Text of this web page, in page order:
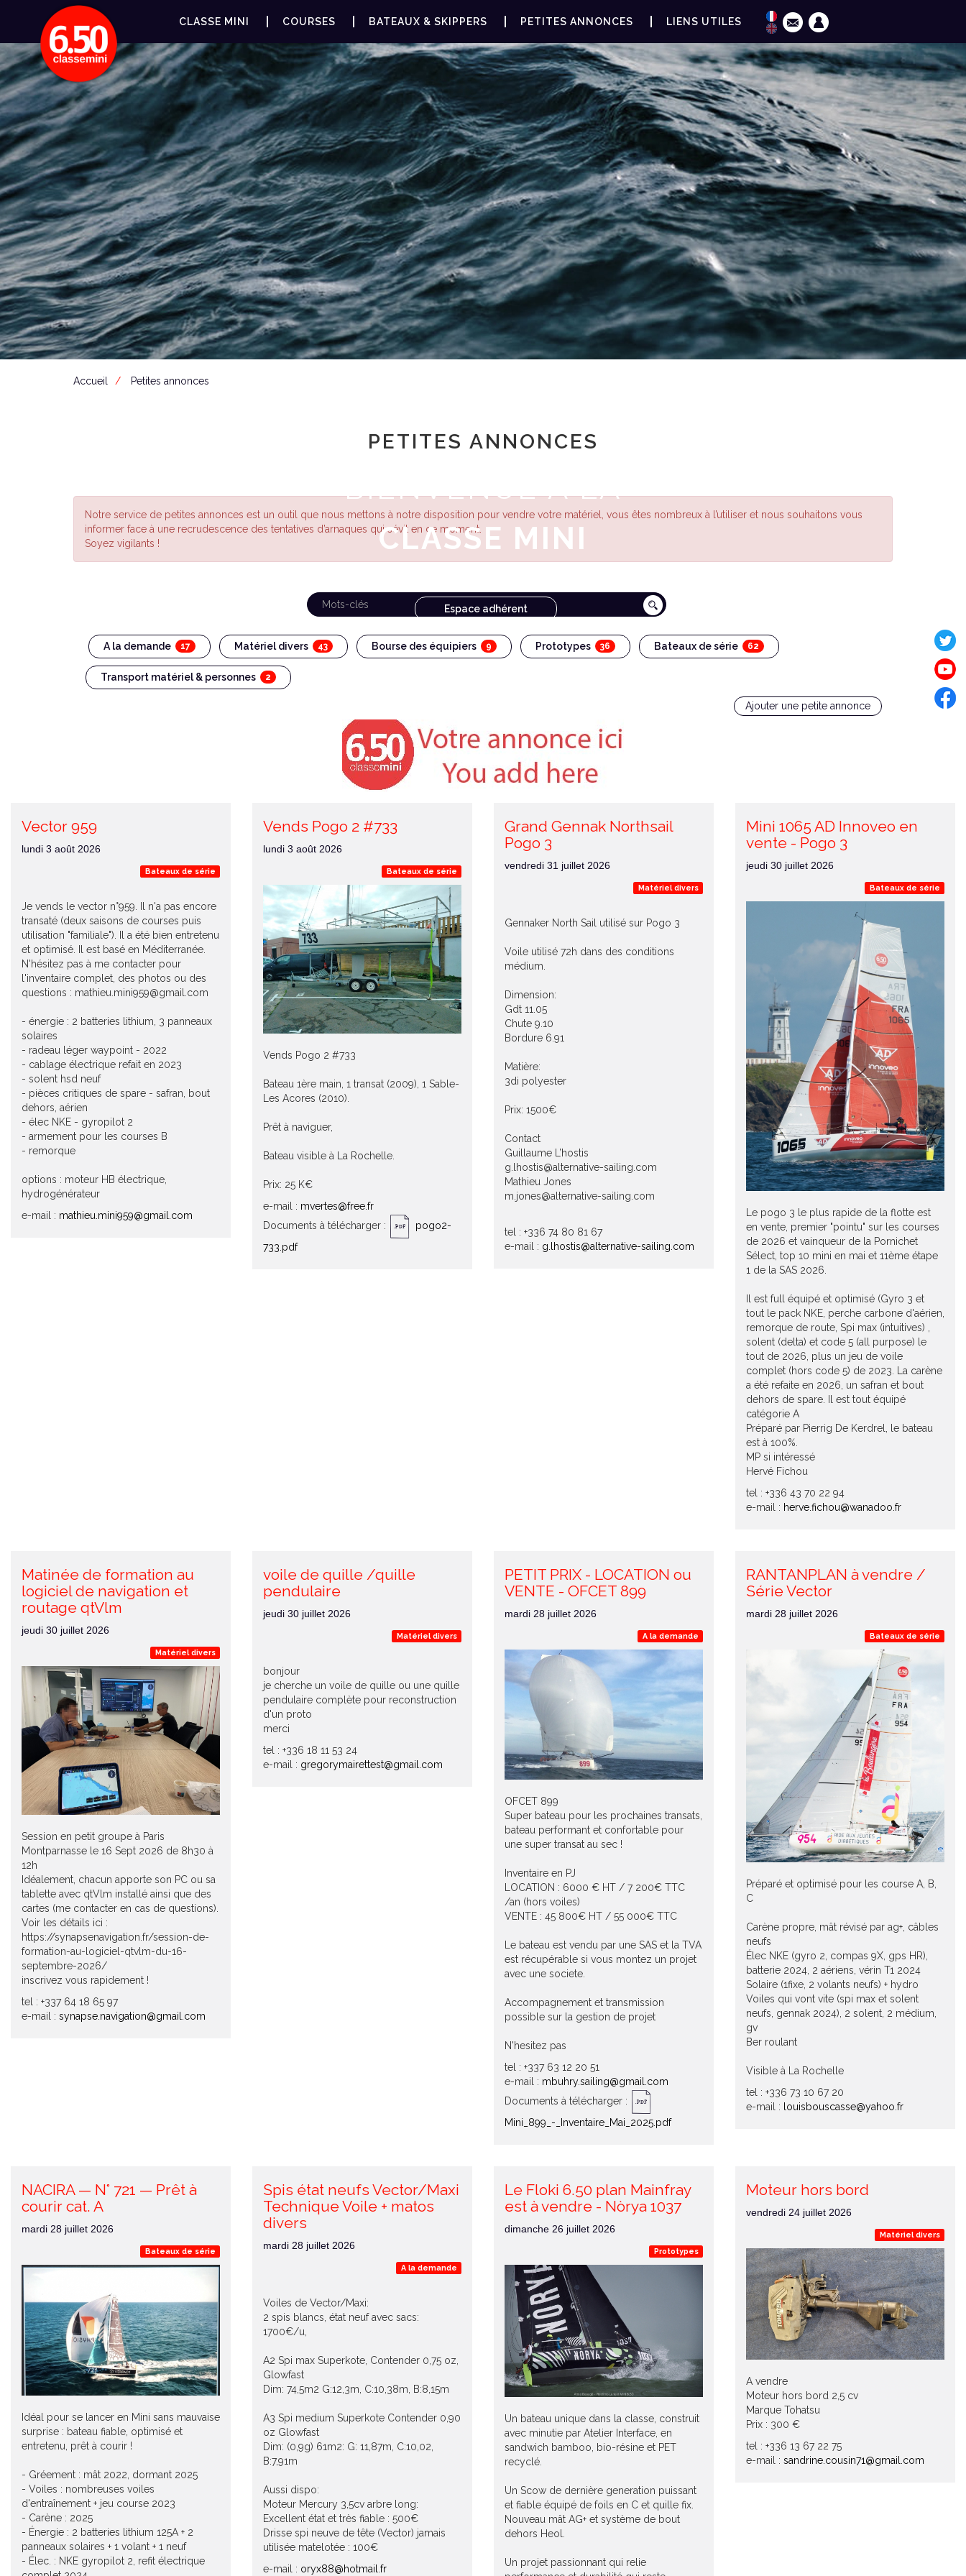
CLASSE MINI COURSES BATEAUX & SKIPPERS PETITES ANNONCES LIENS UTILES
BIENVENUE À LA
CLASSE MINI
Espace adhérent
Accueil Petites annonces
PETITES ANNONCES
Notre service de petites annonces est un outil que nous mettons à notre disposition pour vendre votre matériel, vous êtes nombreux à l’utiliser et nous souhaitons vous
informer face à une recrudescence des tentatives d’arnaques qui sévit en ce moment.
Soyez vigilants !
A la demande 17 Matériel divers 43 Bourse des équipiers 9 Prototypes 36 Bateaux de série 62
Transport matériel & personnes 2
Ajouter une petite annonce
Vector 959
lundi 3 août 2026
Bateaux de série
Je vends le vector n°959. Il n'a pas encore
transaté (deux saisons de courses puis
utilisation "familiale"). Il a été bien entretenu
et optimisé. Il est basé en Méditerranée.
N'hésitez pas à me contacter pour
l'inventaire complet, des photos ou des
questions : mathieu.mini959@gmail.com
- énergie : 2 batteries lithium, 3 panneaux
solaires
- radeau léger waypoint - 2022
- cablage électrique refait en 2023
- solent hsd neuf
- pièces critiques de spare - safran, bout
dehors, aérien
- élec NKE - gyropilot 2
- armement pour les courses B
- remorque
options : moteur HB électrique,
hydrogénérateur
e-mail : mathieu.mini959@gmail.com
Vends Pogo 2 #733
lundi 3 août 2026
Bateaux de série
Vends Pogo 2 #733
Bateau 1ère main, 1 transat (2009), 1 Sable-
Les Acores (2010).
Prêt à naviguer,
Bateau visible à La Rochelle.
Prix: 25 K€
e-mail : mvertes@free.fr
Documents à télécharger :
pogo2-
733.pdf
Grand Gennak Northsail
Pogo 3
vendredi 31 juillet 2026
Matériel divers
Gennaker North Sail utilisé sur Pogo 3
Voile utilisé 72h dans des conditions
médium.
Dimension:
Gdt 11.05
Chute 9.10
Bordure 6.91
Matière:
3di polyester
Prix: 1500€
Contact
Guillaume L’hostis
g.lhostis@alternative-sailing.com
Mathieu Jones
m.jones@alternative-sailing.com
tel : +336 74 80 81 67
e-mail : g.lhostis@alternative-sailing.com
Mini 1065 AD Innoveo en
vente - Pogo 3
jeudi 30 juillet 2026
Bateaux de série
Le pogo 3 le plus rapide de la flotte est
en vente, premier "pointu" sur les courses
de 2026 et vainqueur de la Pornichet
Sélect, top 10 mini en mai et 11ème étape
1 de la SAS 2026.
Il est full équipé et optimisé (Gyro 3 et
tout le pack NKE, perche carbone d'aérien,
remorque de route, Spi max (intuitives) ,
solent (delta) et code 5 (all purpose) le
tout de 2026, plus un jeu de voile
complet (hors code 5) de 2023. La carène
a été refaite en 2026, un safran et bout
dehors de spare. Il est tout équipé
catégorie A
Préparé par Pierrig De Kerdrel, le bateau
est à 100%.
MP si intéressé
Hervé Fichou
tel : +336 43 70 22 94
e-mail : herve.fichou@wanadoo.fr
Matinée de formation au
logiciel de navigation et
routage qtVlm
jeudi 30 juillet 2026
Matériel divers
Session en petit groupe à Paris
Montparnasse le 16 Sept 2026 de 8h30 à
12h
Idéalement, chacun apporte son PC ou sa
tablette avec qtVlm installé ainsi que des
cartes (me contacter en cas de questions).
Voir les détails ici :
https://synapsenavigation.fr/session-de-
formation-au-logiciel-qtvlm-du-16-
septembre-2026/
inscrivez vous rapidement !
tel : +337 64 18 65 97
e-mail : synapse.navigation@gmail.com
voile de quille /quille
pendulaire
jeudi 30 juillet 2026
Matériel divers
bonjour
je cherche un voile de quille ou une quille
pendulaire complète pour reconstruction
d'un proto
merci
tel : +336 18 11 53 24
e-mail : gregorymairettest@gmail.com
PETIT PRIX - LOCATION ou
VENTE - OFCET 899
mardi 28 juillet 2026
A la demande
OFCET 899
Super bateau pour les prochaines transats,
bateau performant et confortable pour
une super transat au sec !
Inventaire en PJ
LOCATION : 6000 € HT / 7 200€ TTC
/an (hors voiles)
VENTE : 45 800€ HT / 55 000€ TTC
Le bateau est vendu par une SAS et la TVA
est récupérable si vous montez un projet
avec une societe.
Accompagnement et transmission
possible sur la gestion de projet
N'hesitez pas
tel : +337 63 12 20 51
e-mail : mbuhry.sailing@gmail.com
Documents à télécharger :
Mini_899_-_Inventaire_Mai_2025.pdf
RANTANPLAN à vendre /
Série Vector
mardi 28 juillet 2026
Bateaux de série
Préparé et optimisé pour les course A, B,
C
Carène propre, mât révisé par ag+, câbles
neufs
Élec NKE (gyro 2, compas 9X, gps HR),
batterie 2024, 2 aériens, vérin T1 2024
Solaire (1fixe, 2 volants neufs) + hydro
Voiles qui vont vite (spi max et solent
neufs, gennak 2024), 2 solent, 2 médium,
gv
Ber roulant
Visible à La Rochelle
tel : +336 73 10 67 20
e-mail :
louisbouscasse@yahoo.fr
NACIRA — N° 721 — Prêt à
courir cat. A
mardi 28 juillet 2026
Bateaux de série
Idéal pour se lancer en Mini sans mauvaise
surprise : bateau fiable, optimisé et
entretenu, prêt à courir !
- Gréement : mât 2022, dormant 2025
- Voiles : nombreuses voiles
d'entraînement + jeu course 2023
- Carène : 2025
- Énergie : 2 batteries lithium 125A + 2
panneaux solaires + 1 volant + 1 neuf
- Élec. : NKE gyropilot 2, refit électrique
Spis état neufs Vector/Maxi
Technique Voile + matos
divers
mardi 28 juillet 2026
A la demande
Voiles de Vector/Maxi:
2 spis blancs, état neuf avec sacs:
1700€/u,
A2 Spi max Superkote, Contender 0,75 oz,
Glowfast
Dim: 74,5m2 G:12,3m, C:10,38m, B:8,15m
A3 Spi medium Superkote Contender 0,90
oz Glowfast
Dim: (0,9g) 61m2: G: 11,87m, C:10,02,
B:7,91m
Aussi dispo:
Moteur Mercury 3,5cv arbre long:
Excellent état et très fiable : 500€
Drisse spi neuve de tête (Vector) jamais
utilisée matelotée : 100€
e-mail : oryx88@hotmail.fr
Le Floki 6.50 plan Mainfray
est à vendre - Nòrya 1037
dimanche 26 juillet 2026
Prototypes
Un bateau unique dans la classe, construit
avec minutie par Atelier Interface, en
sandwich bamboo, bio-résine et PET
recyclé.
Un Scow de dernière generation puissant
et fiable équipé de foils en C et quille fix.
Nouveau mât AG+ et système de bout
dehors Heol.
Un projet passionnant qui relie
Moteur hors bord
vendredi 24 juillet 2026
Matériel divers
A vendre
Moteur hors bord 2,5 cv
Marque Tohatsu
Prix : 300 €
tel : +336 13 67 22 75
e-mail : sandrine.cousin71@gmail.com